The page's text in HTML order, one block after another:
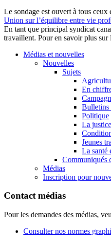
Le sondage est ouvert à tous
Union sur l’équilibre entre vie
En tant que principal syndicat
travaillent. Pour en savoir plus
Médias et nouvelles
Nouvelles
Sujets
En
Bulletins
Politique
La
Jeunes
La santé
Communiqués
Médias
Inscription pour
Contact médias
Pour les demandes des médias,
Consulter nos normes